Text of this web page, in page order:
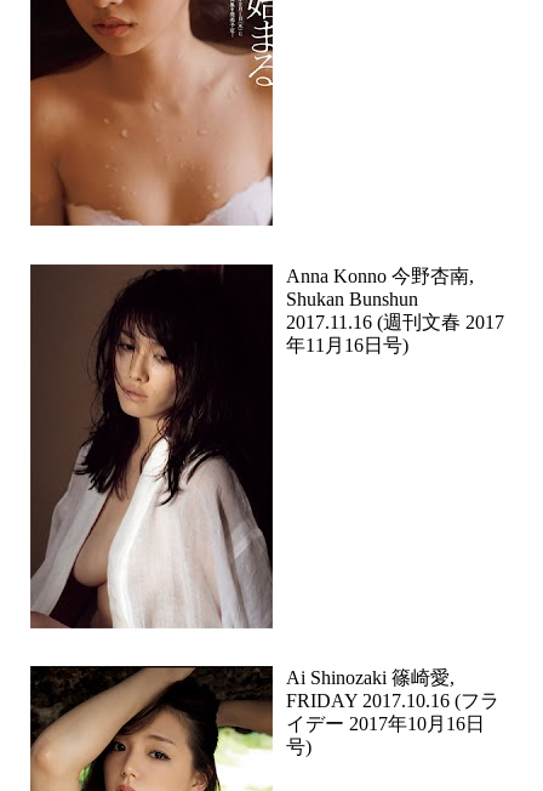
Anna Konno 今野杏南,
Shukan Bunshun
2017.11.16 (週刊文春 2017
年11月16日号)
Ai Shinozaki 篠崎愛,
FRIDAY 2017.10.16 (フラ
イデー 2017年10月16日
号)